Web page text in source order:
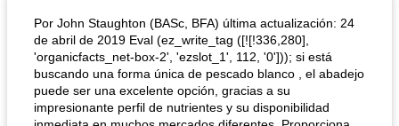
Por John Staughton (BASc, BFA) última actualización: 24
de abril de 2019 Eval (ez_write_tag ([![!336,280],
'organicfacts_net-box-2', 'ezslot_1', 112, '0'])); si está
buscando una forma única de pescado blanco , el abadejo
puede ser una excelente opción, gracias a su
impresionante perfil de nutrientes y su disponibilidad